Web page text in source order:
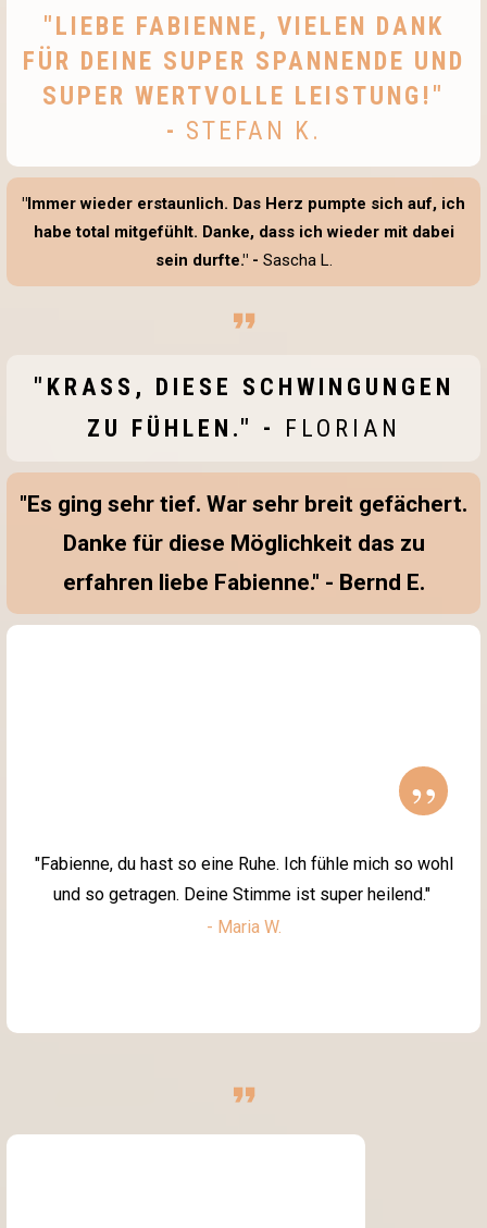
"LIEBE FABIENNE, VIELEN DANK
FÜR DEINE SUPER SPANNENDE UND
SUPER WERTVOLLE LEISTUNG!"
- STEFAN K.
"Immer wieder erstaunlich. Das Herz pumpte sich auf, ich
habe total mitgefühlt. Danke, dass ich wieder mit dabei
sein durfte." - Sascha L.
"KRASS, DIESE SCHWINGUNGEN
ZU FÜHLEN." -
FLORIAN
"Es ging sehr tief. War sehr breit gefächert.
Danke für diese Möglichkeit das zu
erfahren liebe Fabienne." - Bernd E.
"Fabienne, du hast so eine Ruhe. Ich fühle mich so wohl
und so getragen. Deine Stimme ist super heilend."
- Maria W.
”